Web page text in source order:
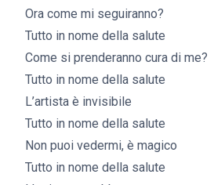
Ora come mi seguiranno?
Tutto in nome della salute
Come si prenderanno cura di me?
Tutto in nome della salute
L’artista è invisibile
Tutto in nome della salute
Non puoi vedermi, è magico
Tutto in nome della salute